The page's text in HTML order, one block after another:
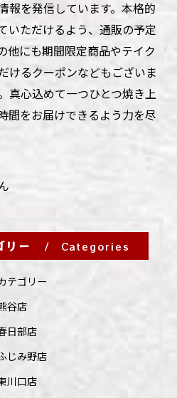
報を発信しています。本格的
いただけるよう、通販の予定
他にも期間限定商品やテイク
けるクーポンなどもございま
真心込めて一つひとつ焼き上
間をお届けできるよう力を尽
リー Categories
テゴリー
谷店
日部店
じみ野店
川口店